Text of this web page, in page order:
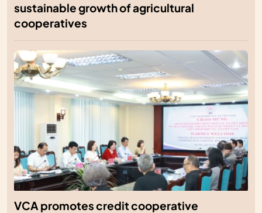
sustainable growth of agricultural
cooperatives
VCA promotes credit cooperative